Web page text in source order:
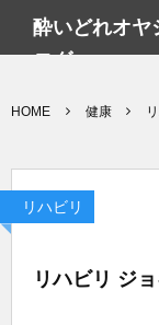
酔いどれオヤ
ログwp
HOME 健康
リハビリ
リハビリ ジ